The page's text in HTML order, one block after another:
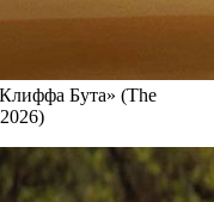
Бута» (The